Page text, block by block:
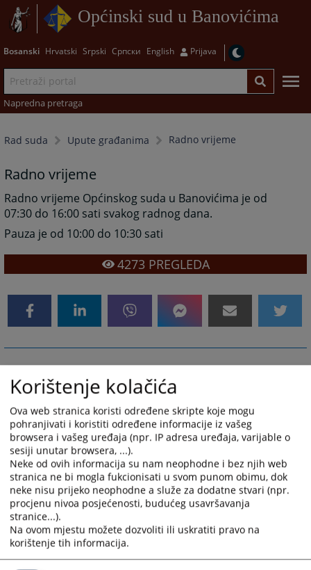
Općinski sud u Banovićima
Bosanski Hrvatski Srpski Српски English Prijava
Napredna pretraga
Rad suda Upute građanima Radno vrijeme
Radno vrijeme
Radno vrijeme Općinskog suda u Banovićima je od
07:30 do 16:00 sati svakog radnog dana.
Pauza je od 10:00 do 10:30 sati
4273PREGLEDA
Korištenje kolačića
Ova web stranica koristi određene skripte koje mogu
pohranjivati i koristiti određene informacije iz vašeg
browsera i vašeg uređaja (npr. IP adresa uređaja, varijable o
sesiji unutar browsera, ...).
Neke od ovih informacija su nam neophodne i bez njih web
stranica ne bi mogla fukcionisati u svom punom obimu, dok
neke nisu prijeko neophodne a služe za dodatne stvari (npr.
procjenu nivoa posjećenosti, budućeg usavršavanja
stranice...).
Na ovom mjestu možete dozvoliti ili uskratiti pravo na
korištenje tih informacija.